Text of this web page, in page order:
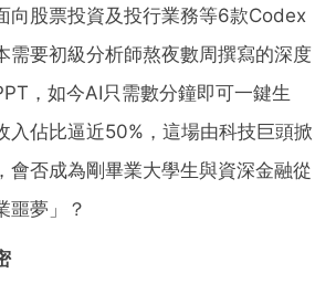
向股票投資及投行業務等6款Codex
需要初級分析師熬夜數周撰寫的深度
，如今AI只需數分鐘即可一鍵生
入佔比逼近50%，這場由科技巨頭掀
會否成為剛畢業大學生與資深金融從
噩夢」？